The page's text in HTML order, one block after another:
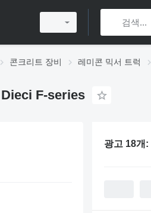
콘크리트 장비 레미콘 믹서 트럭
F-series
광고 18개: